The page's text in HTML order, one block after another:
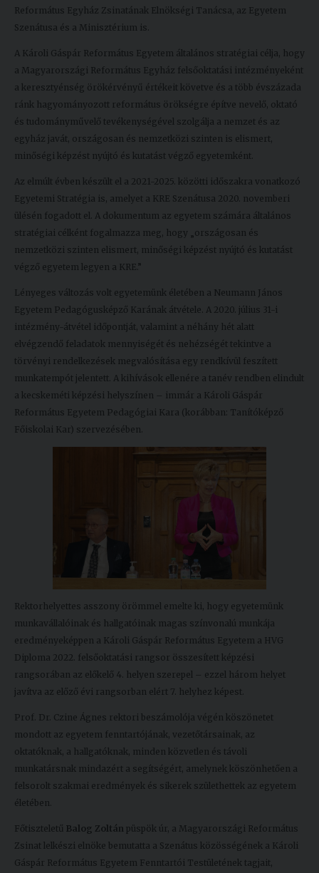
Református Egyház Zsinatának Elnökségi Tanácsa, az Egyetem
Szenátusa és a Minisztérium is.
A Károli Gáspár Református Egyetem általános stratégiai célja, hogy
a Magyarországi Református Egyház felsőoktatási intézményeként
a keresztyénség örökérvényű értékeit követve és a több évszázada
ránk hagyományozott református örökségre építve nevelő, oktató
és tudományművelő tevékenységével szolgálja a nemzet és az
egyház javát, országosan és nemzetközi szinten is elismert,
minőségi képzést nyújtó és kutatást végző egyetemként.
Az elmúlt évben készült el a 2021-2025. közötti időszakra vonatkozó
Egyetemi Stratégia is, amelyet a KRE Szenátusa 2020. novemberi
ülésén fogadott el. A dokumentum az egyetem számára általános
stratégiai célként fogalmazza meg, hogy „országosan és
nemzetközi szinten elismert, minőségi képzést nyújtó és kutatást
végző egyetem legyen a KRE.”
Lényeges változás volt egyetemünk életében a Neumann János
Egyetem Pedagógusképző Karának átvétele. A 2020. július 31-i
intézmény-átvétel időpontját, valamint a néhány hét alatt
elvégzendő feladatok mennyiségét és nehézségét tekintve a
törvényi rendelkezések megvalósítása egy rendkívül feszített
munkatempót jelentett. A kihívások ellenére a tanév rendben elindult
a kecskeméti képzési helyszínen – immár a Károli Gáspár
Református Egyetem Pedagógiai Kara (korábban: Tanítóképző
Főiskolai Kar) szervezésében.
Rektorhelyettes asszony örömmel emelte ki, hogy egyetemünk
munkavállalóinak és hallgatóinak magas színvonalú munkája
eredményeképpen a Károli Gáspár Református Egyetem a HVG
Diploma 2022. felsőoktatási rangsor összesített képzési
rangsorában az előkelő 4. helyen szerepel – ezzel három helyet
javítva az előző évi rangsorban elért 7. helyhez képest.
Prof. Dr. Czine Ágnes rektori beszámolója végén köszönetet
mondott az egyetem fenntartójának, vezetőtársainak, az
oktatóknak, a hallgatóknak, minden közvetlen és távoli
munkatársnak mindazért a segítségért, amelynek köszönhetően a
felsorolt szakmai eredmények és sikerek születhettek az egyetem
életében.
Főtiszteletű Balog Zoltán püspök úr, a Magyarországi Református
Zsinat lelkészi elnöke bemutatta a Szenátus közösségének a Károli
Gáspár Református Egyetem Fenntartói Testületének tagjait,